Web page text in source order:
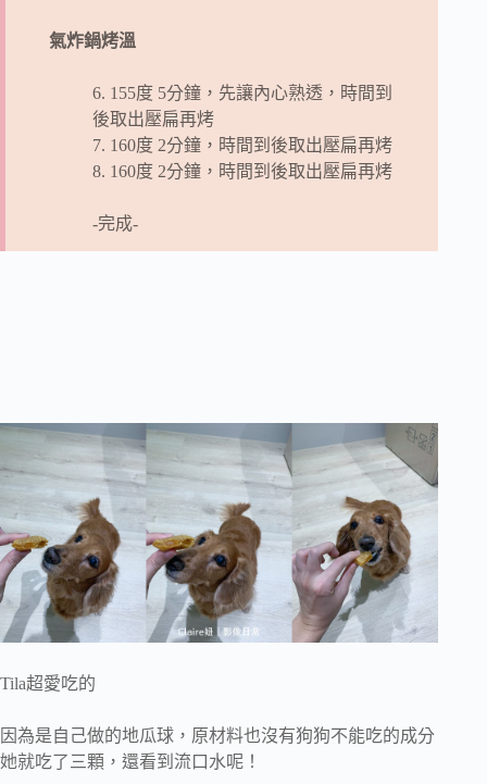
氣炸鍋烤溫
6. 155度 5分鐘，先讓內心熟透，時間到
後取出壓扁再烤
7. 160度 2分鐘，時間到後取出壓扁再烤
8. 160度 2分鐘，時間到後取出壓扁再烤
-完成-
Tila超愛吃的
因為是自己做的地瓜球，原材料也沒有狗狗不能吃的成分
她就吃了三顆，還看到流口水呢！